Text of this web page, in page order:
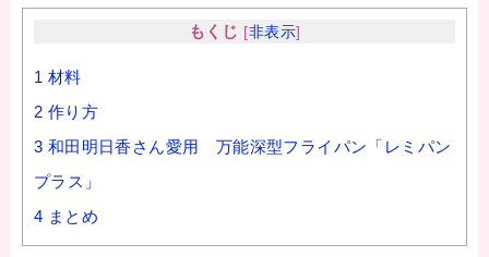
もくじ [非表示]
1 材料
2 作り方
3 和田明日香さん愛用 万能深型フライパン「レミパン
プラス」
4 まとめ